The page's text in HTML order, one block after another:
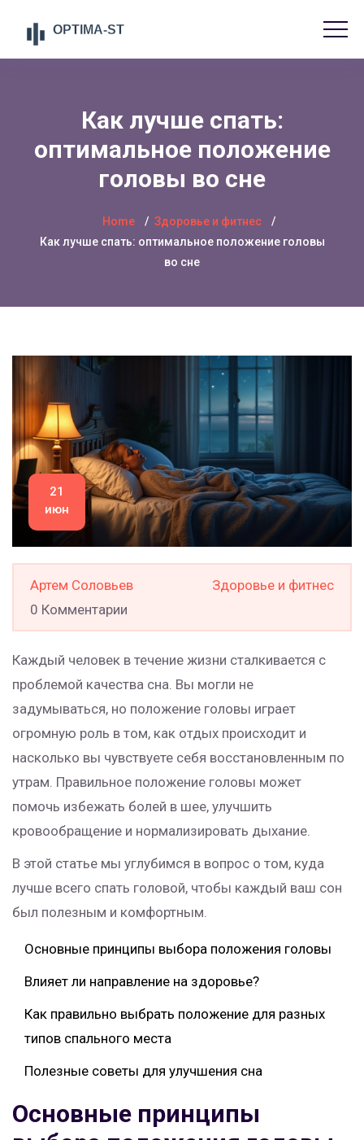
Как лучше спать:
оптимальное положение
головы во сне
Home
Здоровье и фитнес
Как лучше спать: оптимальное положение головы
во сне
21
июн
Артем Соловьев
Здоровье и фитнес
0 Комментарии
Каждый человек в течение жизни сталкивается с
проблемой качества сна. Вы могли не
задумываться, но положение головы играет
огромную роль в том, как отдых происходит и
насколько вы чувствуете себя восстановленным по
утрам. Правильное положение головы может
помочь избежать болей в шее, улучшить
кровообращение и нормализировать дыхание.
В этой статье мы углубимся в вопрос о том, куда
лучше всего спать головой, чтобы каждый ваш сон
был полезным и комфортным.
Основные принципы выбора положения головы
Влияет ли направление на здоровье?
Как правильно выбрать положение для разных
типов спального места
Полезные советы для улучшения сна
Основные принципы